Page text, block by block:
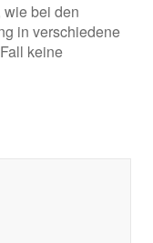
bei den
in verschiedene
keine